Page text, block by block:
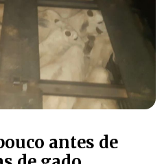
antes de